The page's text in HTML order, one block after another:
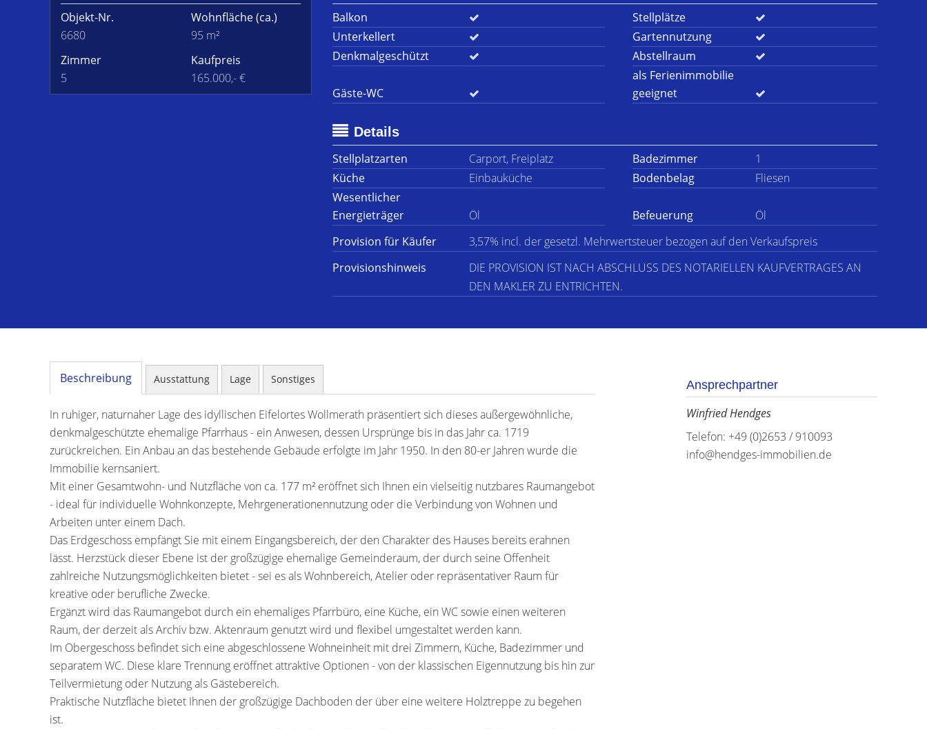
Objekt-Nr.
6680
Wohnfläche(ca.)
95 m²
Zimmer
5
Kaufpreis
165.000,- €
Balkon
Stellplätze
Unterkellert
Gartennutzung
Denkmalgeschützt
Abstellraum
Gäste-WC
als Ferienimmobilie
geeignet
Details
Stellplatzarten
Carport, Freiplatz Badezimmer
1
Küche
Einbauküche Bodenbelag
Fliesen
Wesentlicher
Energieträger
Öl Befeuerung
Öl
Provision für Käufer
3,57% incl. der gesetzl. Mehrwertsteuer bezogen auf den Verkaufspreis
Provisionshinweis
DIE PROVISION IST NACH ABSCHLUSS DES NOTARIELLEN KAUFVERTRAGES AN
DEN MAKLER ZU ENTRICHTEN.
Beschreibung Ausstattung Lage Sonstiges
In ruhiger, naturnaher Lage des idyllischen Eifelortes Wollmerath präsentiert sich dieses außergewöhnliche,
denkmalgeschützte ehemalige Pfarrhaus - ein Anwesen, dessen Ursprünge bis in das Jahr ca. 1719
zurückreichen. Ein Anbau an das bestehende Gebäude erfolgte im Jahr 1950. In den 80-er Jahren wurde die
Immobilie kernsaniert.
Mit einer Gesamtwohn- und Nutzfläche von ca. 177 m² eröffnet sich Ihnen ein vielseitig nutzbares Raumangebot
- ideal für individuelle Wohnkonzepte, Mehrgenerationennutzung oder die Verbindung von Wohnen und
Arbeiten unter einem Dach.
Das Erdgeschoss empfängt Sie mit einem Eingangsbereich, der den Charakter des Hauses bereits erahnen
lässt. Herzstück dieser Ebene ist der großzügige ehemalige Gemeinderaum, der durch seine Offenheit
zahlreiche Nutzungsmöglichkeiten bietet - sei es als Wohnbereich, Atelier oder repräsentativer Raum für
kreative oder berufliche Zwecke.
Ergänzt wird das Raumangebot durch ein ehemaliges Pfarrbüro, eine Küche, ein WC sowie einen weiteren
Raum, der derzeit als Archiv bzw. Aktenraum genutzt wird und flexibel umgestaltet werden kann.
Im Obergeschoss befindet sich eine abgeschlossene Wohneinheit mit drei Zimmern, Küche, Badezimmer und
separatem WC. Diese klare Trennung eröffnet attraktive Optionen - von der klassischen Eigennutzung bis hin zur
Teilvermietung oder Nutzung als Gästebereich.
Praktische Nutzfläche bietet Ihnen der großzügige Dachboden der über eine weitere Holztreppe zu begehen
ist.
Ansprechpartner
Winfried Hendges
Telefon: +49 (0)2653 / 910093
info@hendges-immobilien.de